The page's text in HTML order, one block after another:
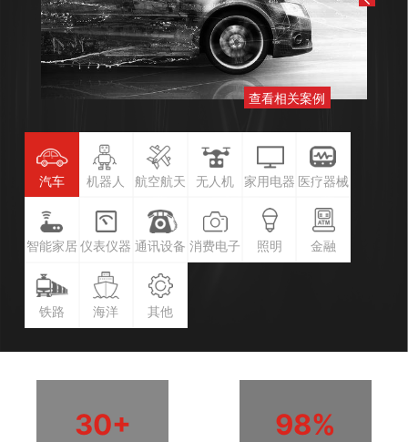
查看相关案例
汽车 机器人 航空航天 无人机 家用电器 医疗器械
智能家居 仪表仪器 通讯设备 消费电子 照明 金融
铁路 海洋 其他
30+ 98%